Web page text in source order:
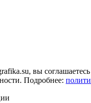
вы
Подробнее: